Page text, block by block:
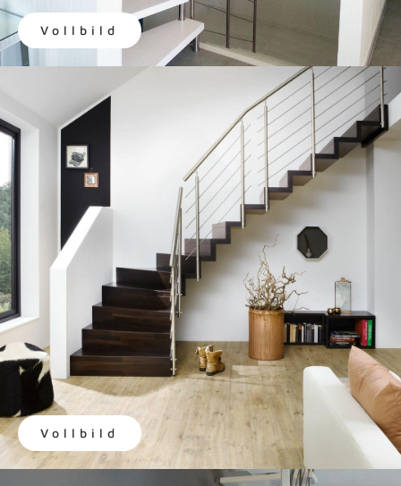
Vollbild
Vollbild